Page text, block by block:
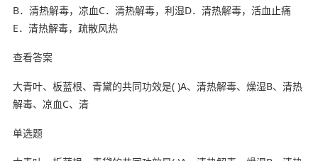
B．清热解毒，凉血C．清热解毒，利湿D．清热解毒，活血止痛
E．清热解毒，疏散风热
查看答案
大青叶、板蓝根、青黛的共同功效是( )A、清热解毒、燥湿B、清热
解毒、凉血C、清
单选题